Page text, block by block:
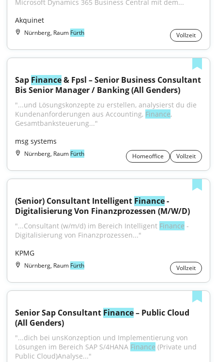
Microsoft Dynamics 365 Business Central mit dem...
Akquinet
Nürnberg, Raum Fürth Vollzeit
Sap Finance & Fpsl – Senior Business Consultant
Bis Senior Manager / Banking (All Genders)
"...und Lösungskonzepte zu erstellen, analysierst du die
Kundenanforderungen aus Accounting, Finance,
Gesamtbanksteuerung..."
msg systems
Nürnberg, Raum Fürth Homeoffice Vollzeit
(Senior) Consultant Intelligent Finance -
Digitalisierung Von Finanzprozessen (M/W/D)
"...Consultant (w/m/d) im Bereich Intelligent Finance -
Digitalisierung von Finanzprozessen..."
KPMG
Nürnberg, Raum Fürth Vollzeit
Senior Sap Consultant Finance – Public Cloud
(All Genders)
"...dich bei unsKonzeption und Implementierung von
Lösungen im Bereich SAP S/4HANA Finance (Private und
Public Cloud)Analyse..."